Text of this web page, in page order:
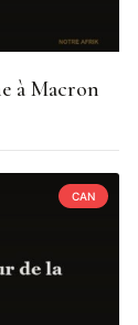
à Macron
CAN